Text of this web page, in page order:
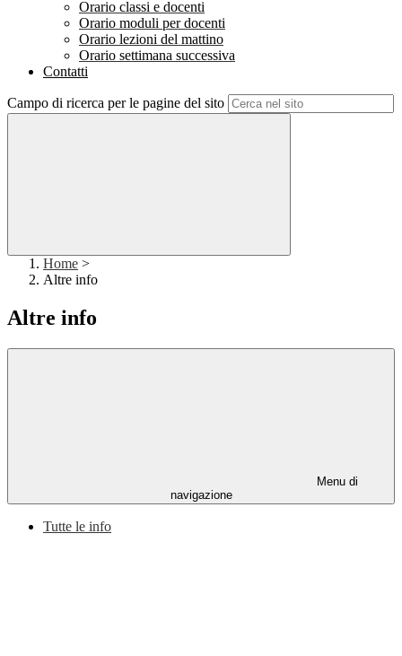
Orario classi e docenti
Orario moduli per docenti
Orario lezioni del mattino
Orario settimana successiva
Contatti
Campo di ricerca per le pagine del sito
Home >
Altre info
Altre info
Menu di
navigazione
Tutte le info